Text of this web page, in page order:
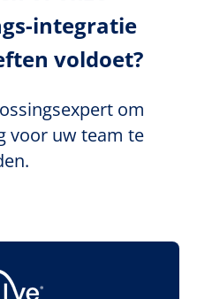
integratie
voldoet?
om
voor uw team te